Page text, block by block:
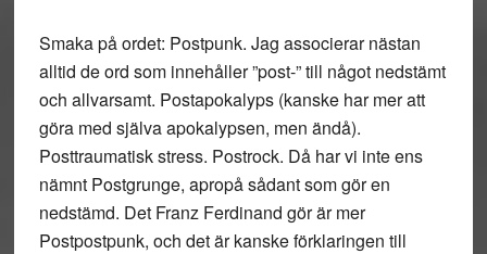
Smaka på ordet: Postpunk. Jag associerar nästan
alltid de ord som innehåller ”post-” till något nedstämt
och allvarsamt. Postapokalyps (kanske har mer att
göra med själva apokalypsen, men ändå).
Posttraumatisk stress. Postrock. Då har vi inte ens
nämnt Postgrunge, apropå sådant som gör en
nedstämd. Det Franz Ferdinand gör är mer
Postpostpunk, och det är kanske förklaringen till